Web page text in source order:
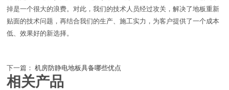
掉是一个很大的浪费。对此，我们的技术人员经过攻关，解决了地板重新
贴面的技术问题，再结合我们的生产、施工实力，为客户提供了一个成本
低、效果好的新选择。
下一篇： 机房防静电地板具备哪些优点
相关产品